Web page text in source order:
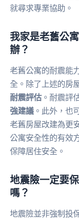
就尋求專業協助。
我家是老舊公
辦？
老舊公寓的耐震能
全。除了上述的房
耐震評估。耐震評
強建議。此外，也
老舊房屋改建為更
公寓安全性的有效
保障居住安全。
地震險一定要
嗎？
地震險並非強制投